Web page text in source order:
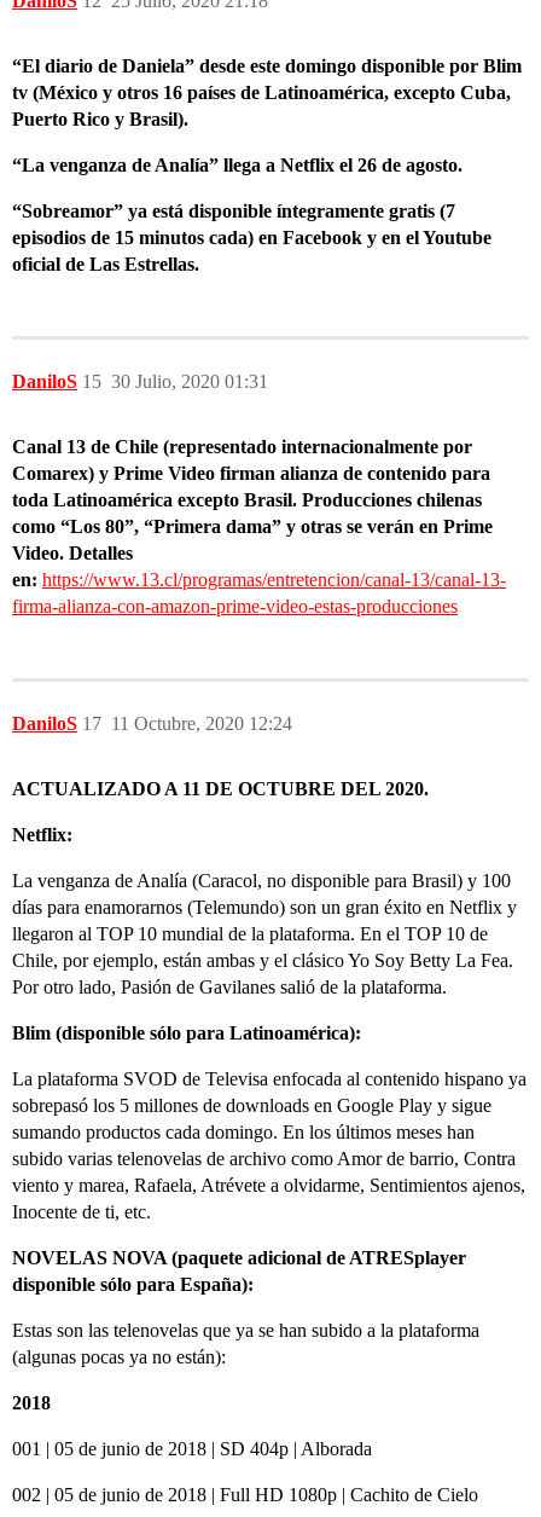
“El diario de Daniela” desde este domingo disponible por Blim
tv (México y otros 16 países de Latinoamérica, excepto Cuba,
Puerto Rico y Brasil).
“La venganza de Analía” llega a Netflix el 26 de agosto.
“Sobreamor” ya está disponible íntegramente gratis (7
episodios de 15 minutos cada) en Facebook y en el Youtube
oficial de Las Estrellas.
DaniloS 30 Julio, 2020 01:31
15
Canal 13 de Chile (representado internacionalmente por
Comarex) y Prime Video firman alianza de contenido para
toda Latinoamérica excepto Brasil. Producciones chilenas
como “Los 80”, “Primera dama” y otras se verán en Prime
Video. Detalles
en: https://www.13.cl/programas/entretencion/canal-13/canal-13-
firma-alianza-con-amazon-prime-video-estas-producciones
DaniloS 11 Octubre, 2020 12:24
17
ACTUALIZADO A 11 DE OCTUBRE DEL 2020.
Netflix:
La venganza de Analía (Caracol, no disponible para Brasil) y 100
días para enamorarnos (Telemundo) son un gran éxito en Netflix y
llegaron al TOP 10 mundial de la plataforma. En el TOP 10 de
Chile, por ejemplo, están ambas y el clásico Yo Soy Betty La Fea.
Por otro lado, Pasión de Gavilanes salió de la plataforma.
Blim (disponible sólo para Latinoamérica):
La plataforma SVOD de Televisa enfocada al contenido hispano ya
sobrepasó los 5 millones de downloads en Google Play y sigue
sumando productos cada domingo. En los últimos meses han
subido varias telenovelas de archivo como Amor de barrio, Contra
viento y marea, Rafaela, Atrévete a olvidarme, Sentimientos ajenos,
Inocente de ti, etc.
NOVELAS NOVA (paquete adicional de ATRESplayer
disponible sólo para España):
Estas son las telenovelas que ya se han subido a la plataforma
(algunas pocas ya no están):
2018
001 | 05 de junio de 2018 | SD 404p | Alborada
002 | 05 de junio de 2018 | Full HD 1080p | Cachito de Cielo